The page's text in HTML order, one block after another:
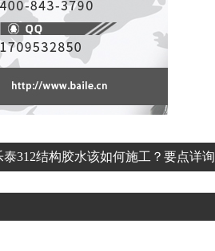
泰312结构胶水该如何施工？要点详询